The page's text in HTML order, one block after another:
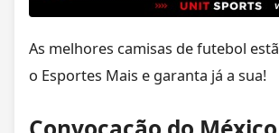
As melhores camisas de futebol
o Esportes Mais e garanta já a sua!